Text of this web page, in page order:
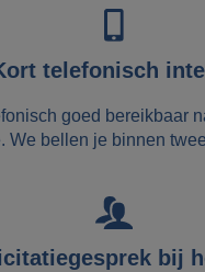
telefonisch
goed bereikbaar
We bellen je binnen
bij